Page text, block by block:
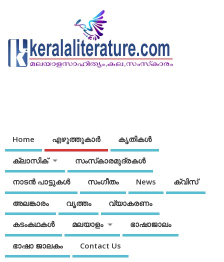
Home എഴുത്തുകാര്‍ കൃതികൾ
ക്ലാസിക് സംസ്‌കാരമുദ്രകള്‍
നാടന്‍ പാട്ടുകള്‍ സംഗീതം News ക്വിസ്
അലങ്കാരം വൃത്തം വ്യാകരണം
കടംകഥകള്‍ മലയാളം ഭാഷാജാലം
ഭാഷാ ജാലകം Contact Us